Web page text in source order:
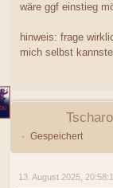
wäre ggf einstieg
hinweis: frage
mich selbst
Gespeichert
13. August 2025,